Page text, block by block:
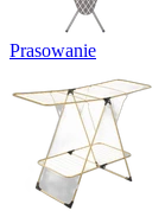
Prasowanie